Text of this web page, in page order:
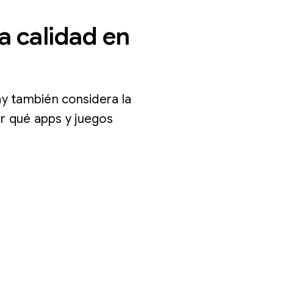
calidad en
también considera la
qué apps y juegos